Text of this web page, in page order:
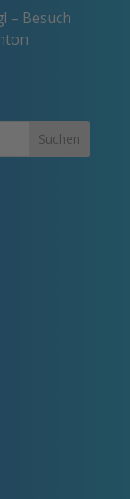
– Besuch